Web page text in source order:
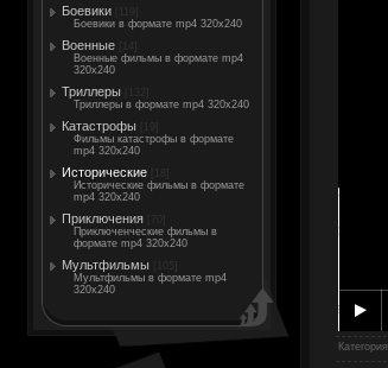
Боевики
Боевики в формате mp4 320x240
Военные
Военные фильмы в формате mp4
320x240
Триллеры
Триллеры в формате mp4 320x240
Катастрофы
Фильмы катастрофы в формате
mp4 320x240
Исторические
Исторические фильмы в формате
mp4 320x240
Приключения
Приключенческие фильмы в
формате mp4 320x240
Мультфильмы
Мультфильмы в формате mp4
320x240
Категория